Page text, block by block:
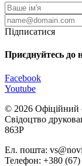
Підписатися
Приєднуйтесь до
Facebook
Youtube
© 2026 Офіційний
Свідоцтво
863Р
Ел. пошта:
Телефон: +380